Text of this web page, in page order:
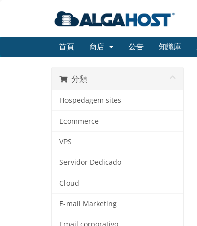
首頁 商店 公告 知識庫
分類
Hospedagem sites
Ecommerce
VPS
Servidor Dedicado
Cloud
E-mail Marketing